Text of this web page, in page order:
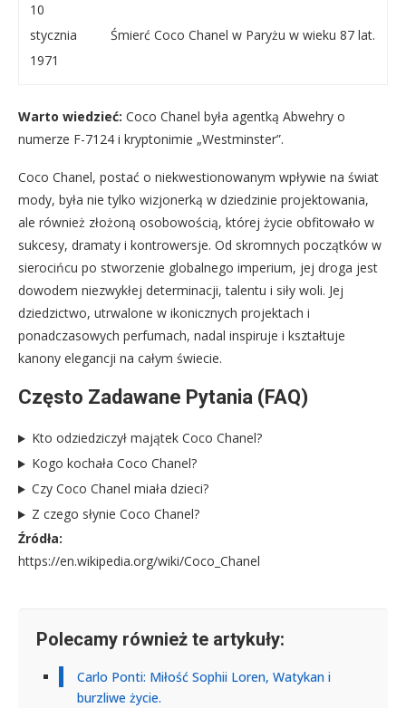
10
stycznia
1971
Śmierć Coco Chanel w Paryżu w wieku 87 lat.
Warto wiedzieć: Coco Chanel była agentką Abwehry o
numerze F-7124 i kryptonimie „Westminster”.
Coco Chanel, postać o niekwestionowanym wpływie na świat
mody, była nie tylko wizjonerką w dziedzinie projektowania,
ale również złożoną osobowością, której życie obfitowało w
sukcesy, dramaty i kontrowersje. Od skromnych początków w
sierocińcu po stworzenie globalnego imperium, jej droga jest
dowodem niezwykłej determinacji, talentu i siły woli. Jej
dziedzictwo, utrwalone w ikonicznych projektach i
ponadczasowych perfumach, nadal inspiruje i kształtuje
kanony elegancji na całym świecie.
Często Zadawane Pytania (FAQ)
Kto odziedziczył majątek Coco Chanel?
Kogo kochała Coco Chanel?
Czy Coco Chanel miała dzieci?
Z czego słynie Coco Chanel?
Źródła:
https://en.wikipedia.org/wiki/Coco_Chanel
Polecamy również te artykuły:
Carlo Ponti: Miłość Sophii Loren, Watykan i
burzliwe życie.